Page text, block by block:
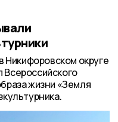
Никифоровском округе
Всероссийского
жизни «Земля